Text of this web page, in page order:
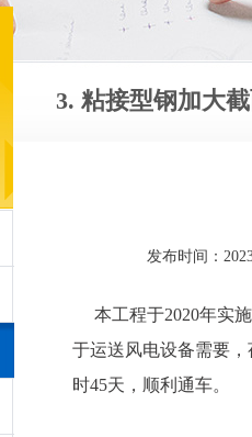
3. 粘接型钢加大
发布时间：
 本工程于
于运送风电设备需要，
时45天，顺利通车。